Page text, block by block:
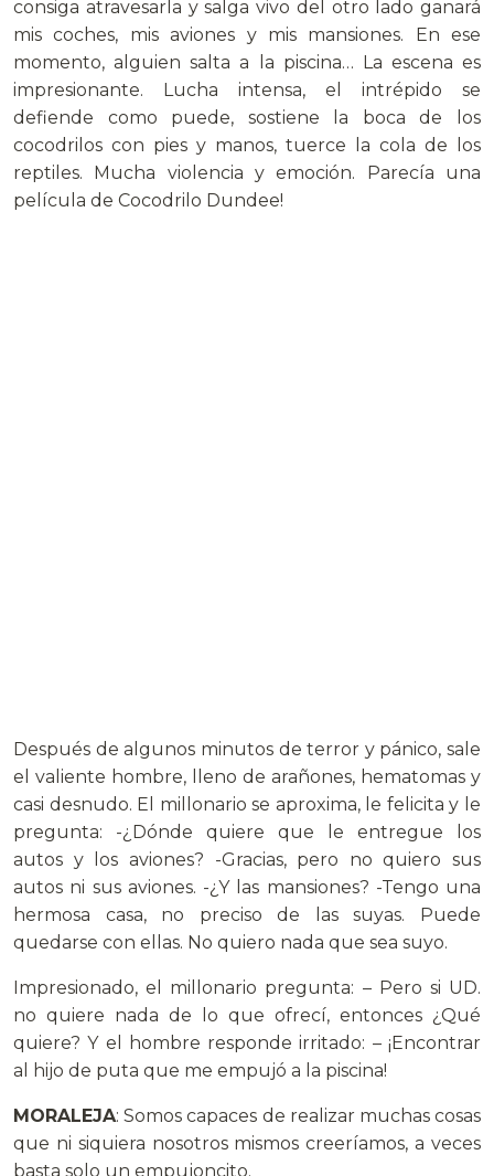
consiga atravesarla y salga vivo del otro lado ganará
mis coches, mis aviones y mis mansiones. En ese
momento, alguien salta a la piscina… La escena es
impresionante. Lucha intensa, el intrépido se
defiende como puede, sostiene la boca de los
cocodrilos con pies y manos, tuerce la cola de los
reptiles. Mucha violencia y emoción. Parecía una
película de Cocodrilo Dundee!
Después de algunos minutos de terror y pánico, sale
el valiente hombre, lleno de arañones, hematomas y
casi desnudo. El millonario se aproxima, le felicita y le
pregunta: -¿Dónde quiere que le entregue los
autos y los aviones? -Gracias, pero no quiero sus
autos ni sus aviones. -¿Y las mansiones? -Tengo una
hermosa casa, no preciso de las suyas. Puede
quedarse con ellas. No quiero nada que sea suyo.
Impresionado, el millonario pregunta: – Pero si UD.
no quiere nada de lo que ofrecí, entonces ¿Qué
quiere? Y el hombre responde irritado: – ¡Encontrar
al hijo de puta que me empujó a la piscina!
MORALEJA: Somos capaces de realizar muchas cosas
que ni siquiera nosotros mismos creeríamos, a veces
basta solo un empujoncito.